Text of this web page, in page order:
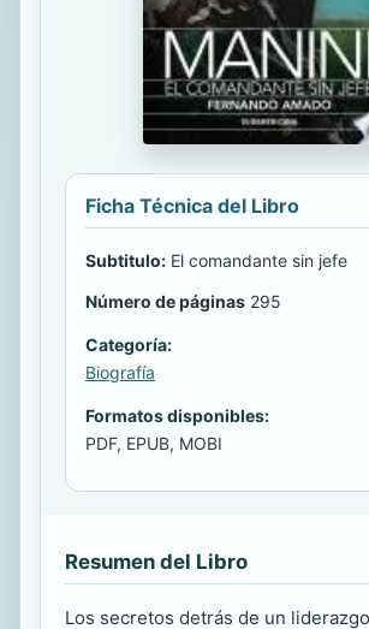
Ficha Técnica del Libro
Subtitulo: El comandante sin jefe
Número de páginas 295
Categoría:
Biografía
Formatos disponibles:
PDF, EPUB, MOBI
Resumen del Libro
Los secretos detrás de un